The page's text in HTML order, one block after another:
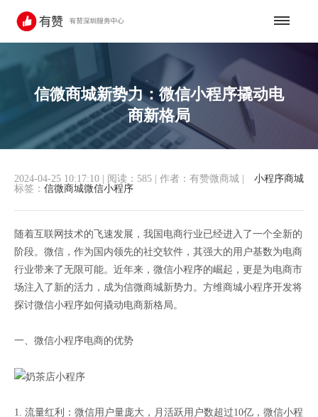
信微商城新势力：微信小程序撬动电
商新格局
小程序商城
2024-04-25 10:17:10 阅读：585 作者：有赞微商城
标签： 信微商城微信小程序
随着互联网技术的飞速发展，我国电商行业已经进入了一个全新的
阶段。微信，作为国内领先的社交软件，其强大的用户基数为电商
行业带来了无限可能。近年来，微信小程序的崛起，更是为电商市
场注入了新的活力，成为信微商城新势力。方维商城小程序开发将
探讨微信小程序如何撬动电商新格局。
一、微信小程序电商的优势
1. 流量红利：微信用户量庞大，月活跃用户数超过10亿，微信小程